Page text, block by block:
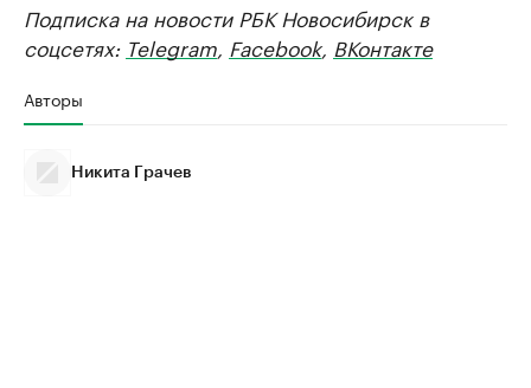
Подписка на новости РБК Новосибирск в
соцсетях: Telegram, Facebook, ВКонтакте
Авторы
Никита Грачев